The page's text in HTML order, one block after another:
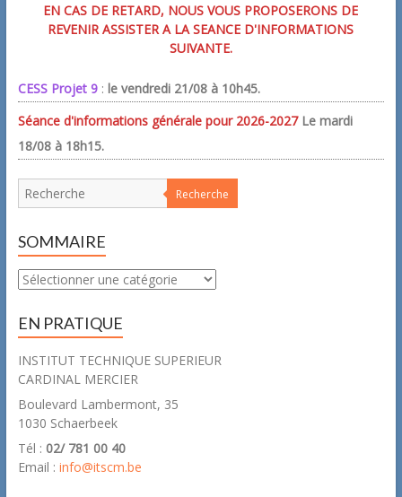
EN CAS DE RETARD, NOUS VOUS PROPOSERONS DE
REVENIR ASSISTER A LA SEANCE D'INFORMATIONS
SUIVANTE.
CESS Projet 9: le vendredi 21/08 à 10h45.
Séance d'informations générale pour 2026-2027 Le mardi
18/08 à 18h15.
Recherche
SOMMAIRE
Sommaire
EN PRATIQUE
INSTITUT TECHNIQUE SUPERIEUR
CARDINAL MERCIER
Boulevard Lambermont, 35
1030 Schaerbeek
Tél : 02/ 781 00 40
Email : info@itscm.be